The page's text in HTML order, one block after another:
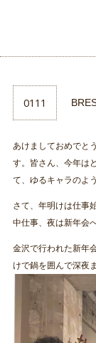
0111
あけましておめでと
す。皆さん、今年は
て、ゆるキャラのよ
さて、年明けは仕
中仕事、夜は新年会
金沢で行われた新年
けで鍋を囲んで深夜